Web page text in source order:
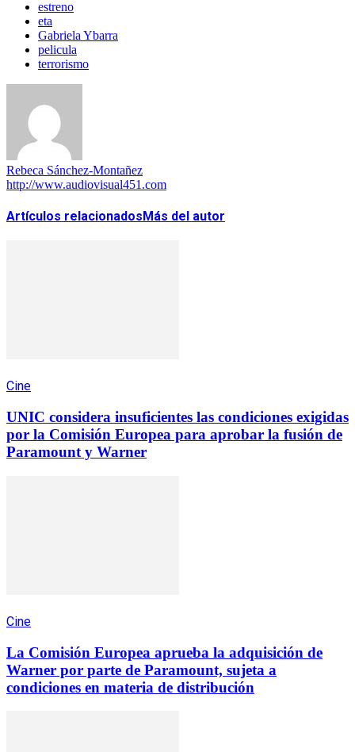
estreno
eta
Gabriela Ybarra
pelicula
terrorismo
Rebeca Sánchez-Montañez
http://www.audiovisual451.com
Artículos relacionadosMás del autor
Cine
UNIC considera insuficientes las condiciones exigidas
por la Comisión Europea para aprobar la fusión de
Paramount y Warner
Cine
La Comisión Europea aprueba la adquisición de
Warner por parte de Paramount, sujeta a
condiciones en materia de distribución